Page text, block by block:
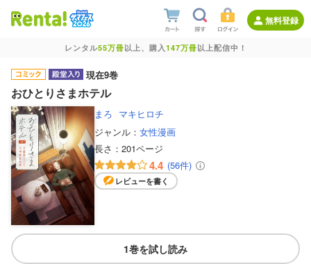
無料登録
レンタル55万冊以上、購入147万冊以上配信中！
現在9巻
おひとりさまホテル
まろ マキヒロチ
ジャンル： 女性漫画
長さ： 201ページ
4.4 (56件)
レビューを書く
1巻を試し読み